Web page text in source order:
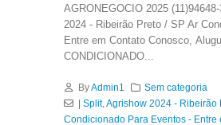
AGRONEGOCIO 2025
2024 - Ribeirão Preto / SP Ar
Entre em Contato Conosco,
CONDICIONADO...
ByAdmin1
Sem categoria
| Split, Agrishow 2024 - Ribeirão
Condicionado Para Eventos - Entre